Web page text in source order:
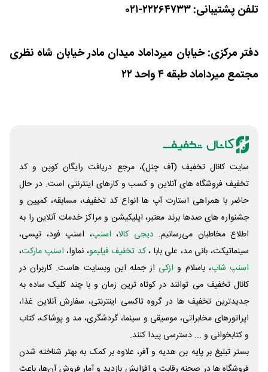
تلفن پشتیبانی: ۲۲۲۶۴۷۳۳-۰۲۱
دفتر مرکزی: خيابان ميرداماد ميدان مادر خيابان شاه نظرى
مجتمع ميرداماد طبقه ٤ واحد ٢٢
سایت کانال تخفیف (آف چنل)، مرجع دریافت رایگان کوپن و کد
تخفیف فروشگاه های آنلاین و کسب و‌ کارهای اینترنتی است. در حال
حاضر با همراهی استارت آپ ها انواع کد تخفیف، مسابقه، کمپین و
جشنواره های صدها برند معتبر، اپلیکیشن و مراکز خدمات آنلاین را به
اطلاع مخاطبان می‌رسانیم. دیجی کالا، اسنپ، اسنپ فود، تپسی،
سینماتیکت، بانی مد، علی‌ بابا ،کد تخفیف فیلیمو، نماوا، اسنپ مارکت،
اسنپ شاپ، باسلام و ازکی از جمله این وبسایت ‌هاست. کاربران در
کانال تخفیف می توانند در کوتاه ترین زمان و با چند کلیک ساده به
جدیدترین تخفیف ها در گروه تاکسی اینترنتی، سفارش آنلاین غذا،
اپراتورهای مخابراتی، موسیقی و سینما، گردشگری، مد و پوشاک، کتاب
و کتابخوانی و ... دسترسی پیدا کنند.
بستر تبلیغ بر پایه بن هدیه و آفر، علاوه بر کمک به بهتر شناخته شدن
فروشگاه ها در صحنه رقابت و افزایش بازدید و آمار فروش آن‌ها، باعث